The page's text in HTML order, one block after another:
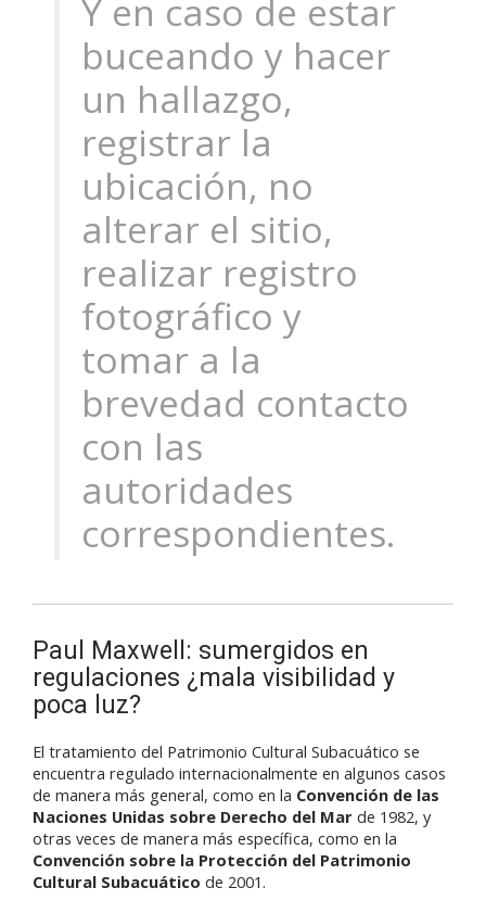
Y en caso de estar
buceando y hacer
un hallazgo,
registrar la
ubicación, no
alterar el sitio,
realizar registro
fotográfico y
tomar a la
brevedad contacto
con las
autoridades
correspondientes.
Paul Maxwell: sumergidos en
regulaciones ¿mala visibilidad y
poca luz?
El tratamiento del Patrimonio Cultural Subacuático se
encuentra regulado internacionalmente en algunos casos
de manera más general, como en la Convención de las
Naciones Unidas sobre Derecho del Mar de 1982, y
otras veces de manera más específica, como en la
Convención sobre la Protección del Patrimonio
Cultural Subacuático de 2001.